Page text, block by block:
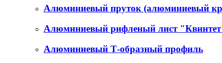
Алюминиевый пруток (алюминиевый
Алюминиевый рифленый лист
Алюминиевый Т-образный профиль